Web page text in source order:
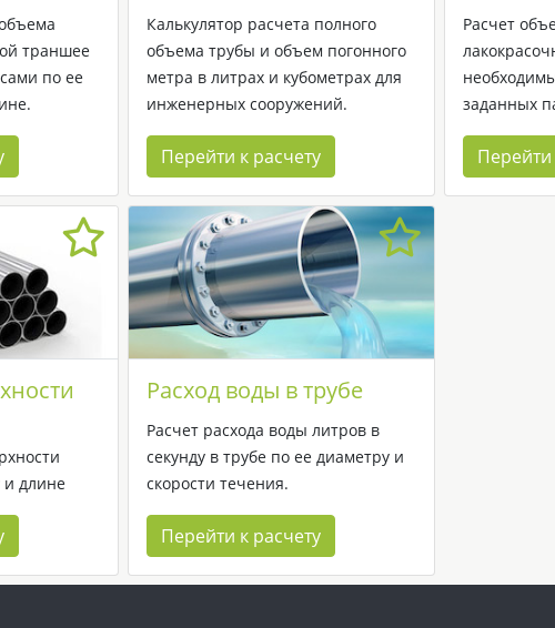
траншее
по ее
Калькулятор расчета полного
объема трубы и объем погонного
метра в литрах и кубометрах для
инженерных сооружений.
Перейти к расчету
Расчет
заданных
Перейти
и длине
Расход воды в трубе
Расчет расхода воды литров в
секунду в трубе по ее диаметру и
скорости течения.
Перейти к расчету